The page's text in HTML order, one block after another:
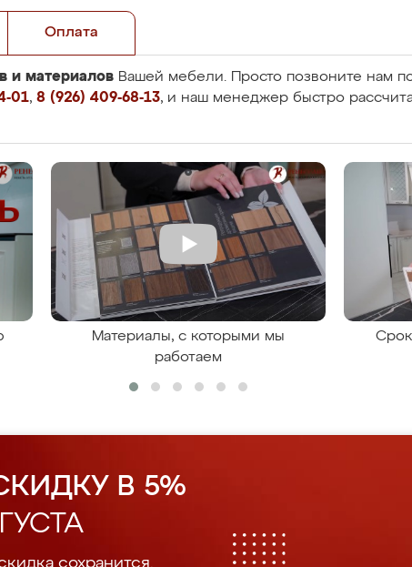
Оплата
и материалов Вашей мебели. Просто позвоните нам
01, 8 (926) 409-68-13, и наш менеджер быстро
Материалы, с которыми мы
работаем
В 5%
сохранится.